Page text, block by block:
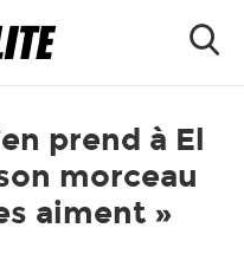
prend à El
morceau
aiment »